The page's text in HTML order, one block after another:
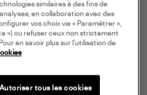
similaires à des fins de
en collaboration avec des
vos choix via « Paramétrer »,
») ou refuser ceux non strictement
en savoir plus sur l’utilisation de
Autoriser tous les cookies